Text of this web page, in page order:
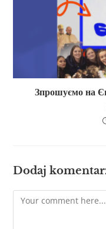
Зпрошуємо на
Dodaj